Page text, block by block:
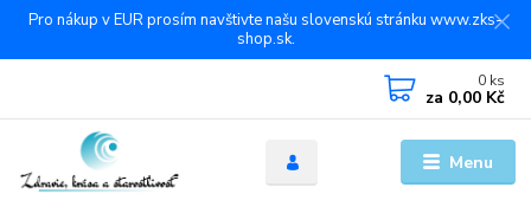
Pro nákup v EUR prosím navštivte našu slovenskú stránku www.zks-
shop.sk.
Menu
0 ks
za 0,00 Kč